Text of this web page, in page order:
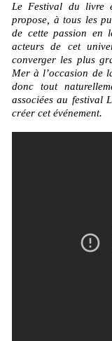
Le Festival du livre
propose, à tous les
de cette passion en
acteurs de cet
converger les plus
Mer à l’occasion de
donc tout
associées au festival
créer cet événement.